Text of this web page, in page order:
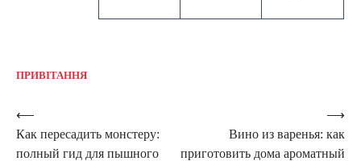
ПРИВІТАННЯ
Навигация
по
⟵
Как пересадить монстеру:
полный гид для пышного
Вино из варенья: как
приготовить дома ароматный
⟶